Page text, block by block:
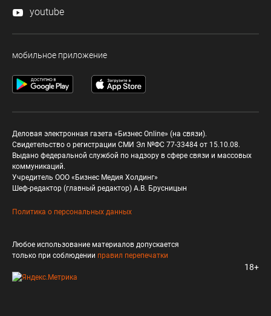
youtube
мобильное приложение
Деловая электронная газета «Бизнес Online» (на связи).
Свидетельство о регистрации СМИ Эл №ФС 77-33484 от 15.10.08.
Выдано федеральной службой по надзору в сфере связи и массовых
коммуникаций.
Учредитель ООО «Бизнес Медия Холдинг»
Шеф-редактор (главный редактор) А.В. Брусницын
Политика о персональных данных
Любое использование материалов допускается
только при соблюдении правил перепечатки
18+